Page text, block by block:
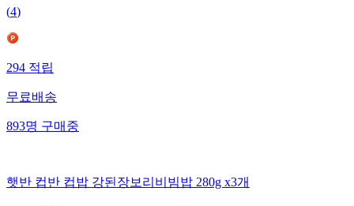
(4)
294적립
무료배송
893명구매중
햇반 컵반 컵밥 강된장보리비빔밥 280g x3개